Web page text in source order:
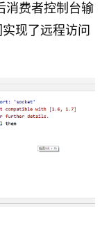
消费者控制台输
现了远程访问